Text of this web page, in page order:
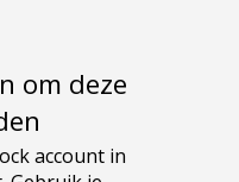
om deze